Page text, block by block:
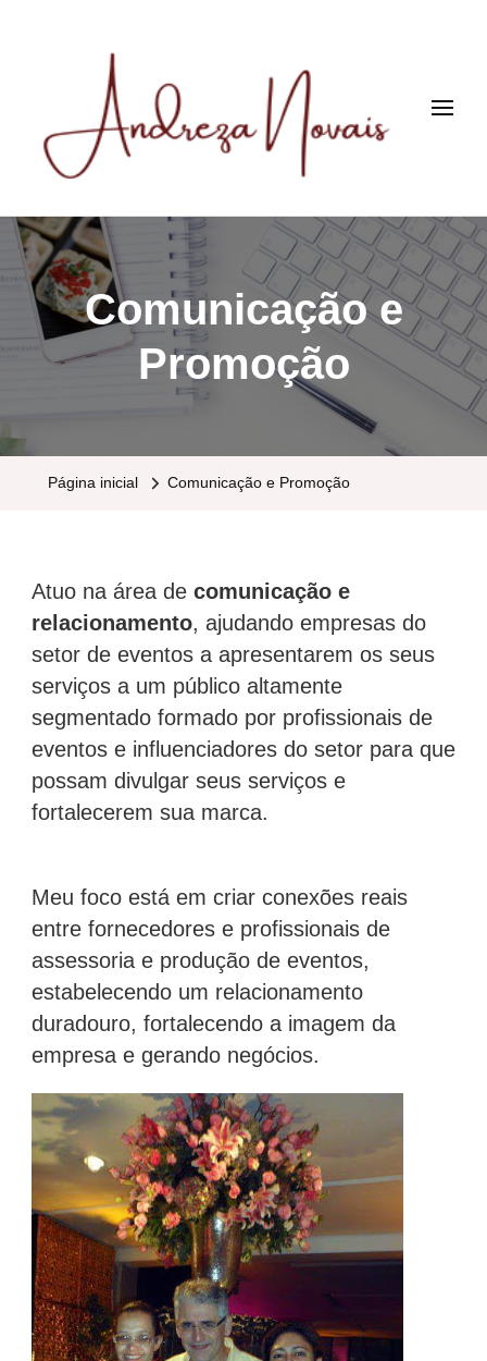
Andreza
Novais
Comunicação e
Promoção
Página inicial Comunicação e Promoção
Atuo na área de comunicação e
relacionamento, ajudando empresas do
setor de eventos a apresentarem os seus
serviços a um público altamente
segmentado formado por profissionais de
eventos e influenciadores do setor para que
possam divulgar seus serviços e
fortalecerem sua marca.
Meu foco está em criar conexões reais
entre fornecedores e profissionais de
assessoria e produção de eventos,
estabelecendo um relacionamento
duradouro, fortalecendo a imagem da
empresa e gerando negócios.